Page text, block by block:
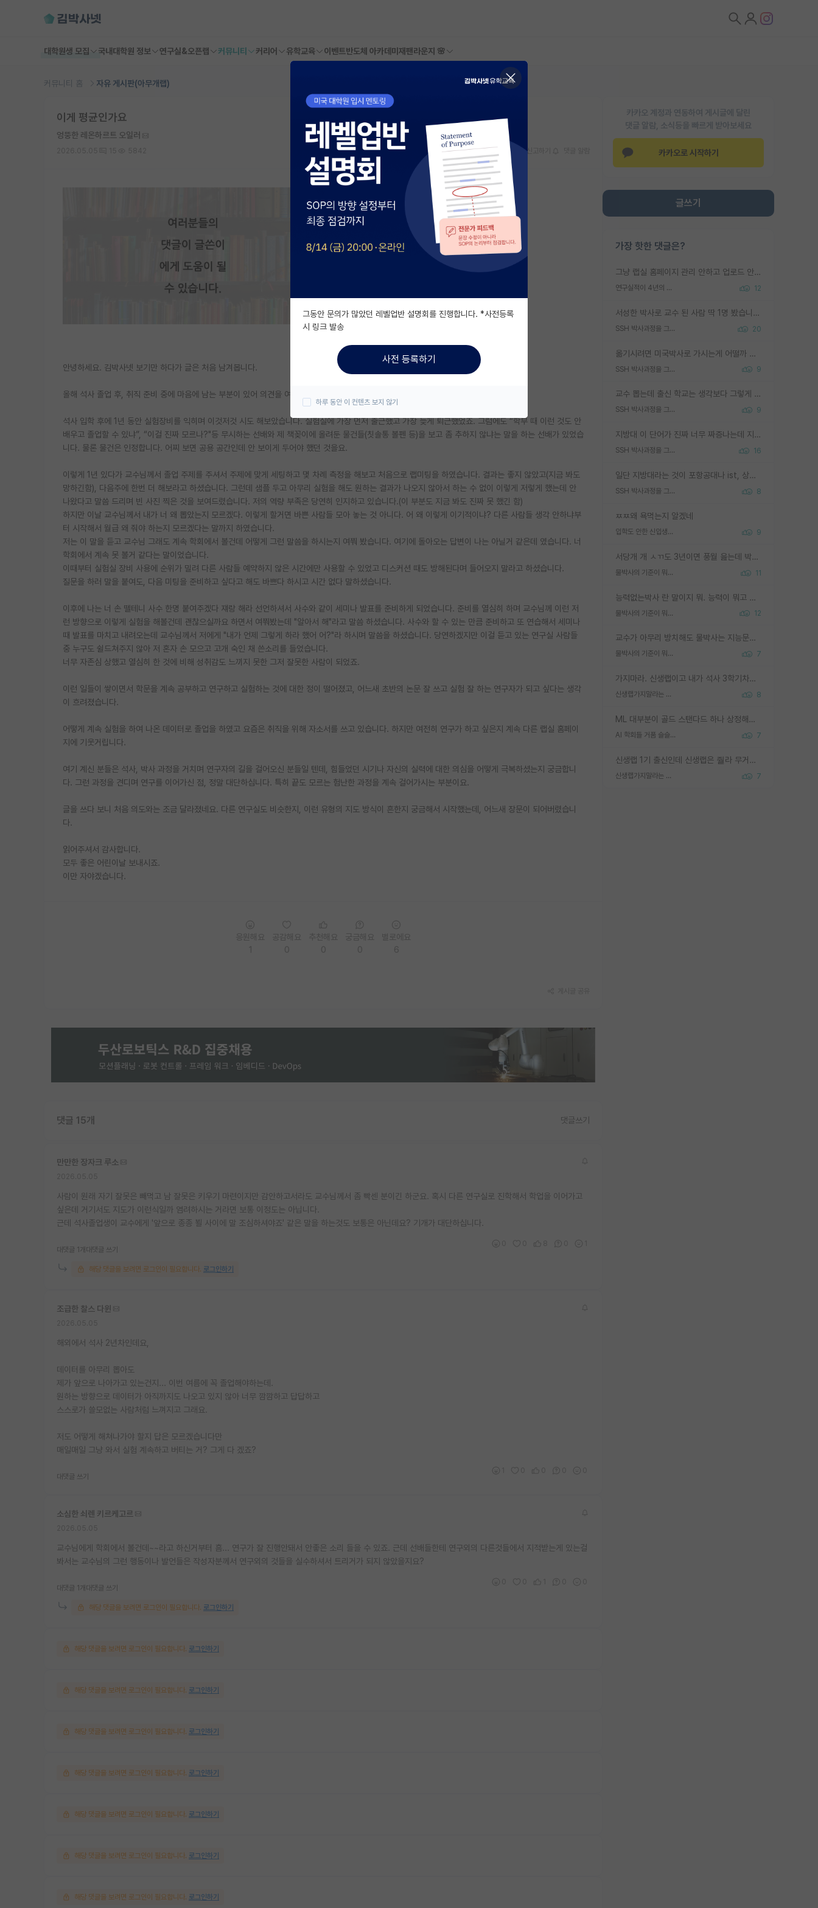
대학원생 모집 국내대학원 정보 연구실&오픈랩 커뮤니티 커리어 유학교육 이벤트반도체 아카데미 재팬라운지 🌸
커뮤니티 홈 자유 게시판(아무개랩)
카카오 계정과 연동하여 게시글에 달린
댓글 알람, 소식등을 빠르게 받아보세요
카카오로 시작하기
글쓰기
가장 핫한 댓글은?
그냥 랩실 홈페이지 관리 안하고 업로드 안한거 아님?
연구실적이 4년의 공백이 있는거 어떻게 생각하냐 12
서성한 박사로 교수 된 사람 딱 1명 봤습니다. 근데 지방대 박사로 교수된 거는 기적이 일어나야되요. 서성한 학부부터여도 빡센게 교수임용일텐데 지방대박사로 무슨 교수가 되나요...... 중소기업/중견기업 팀장급/연구소장급이나 될거 같네요.
SSH 박사과정을 그만두고 지방대 박사로 옮기면 교수의 꿈은 끝일까요? 20
옮기시려면 미국박사로 가시는게 어떨까 싶네요. 교수가 꿈이면 미국박사 하고 미국교수 까지 같이 노리시는게 기회가 많지 않을까요?
SSH 박사과정을 그만두고 지방대 박사로 옮기면 교수의 꿈은 끝일까요? 9
교수 뽑는데 출신 학교는 생각보다 그렇게 안 봄. 앞으로는 더 안 보게 될거임. 박사는 어디서 진행해도 됨. 단, 제대로 쌓고 좋은 실적 만들 수 있다면. 그런데 지방대는 그럴 가능성이 지극히 낮음. 나만 열심히 잘 하면 된다? 인간은 주변 환경에 지배되는 나약한 존재임. 주변의 지방대 대학원생과 섞이고 지방 특유의 여유로움 또는 나쁘게 얘기해서 나태함에 젖어 살다보면 교수의 꿈 자체를 잊어버리게 될 가능성도 있음. 주변 환경이 70~80%임.
SSH 박사과정을 그만두고 지방대 박사로 옮기면 교수의 꿈은 끝일까요? 9
지방대 이 단어가 진짜 너무 짜증나는데 지방대면 다 그냥 쓰레기인가요? 무슨 말 같지도 않은 댓글들이 있는건지??? 지방에도 충분히 좋은 대학 많고 충분히 잘하는 교수님들 많습니다 포항공대 4개 IST 대표 지거국들 여기 모두 다 지방에 있고 여기 출신들 중에 교수하는 분들 적지 않습니다 지거국 출신이 무슨 교수를 하냐?라고 생각할 사람들 많은데 상위 대표 지거국에 아웃라이어들 많습니다 결국 개인의 연구역량과 실적이 중요합니다 이 역량을 펼치는데 있어서 지도교수와의 합도 중요합니다. 그리고 경력이 필요하면 해외포닥까지 다녀오세요
SSH 박사과정을 그만두고 지방대 박사로 옮기면 교수의 꿈은 끝일까요? 16
일단 지방대라는 것이 포항공대나 ist, 상위 지거국은 아니라고 생각하겠습니다. 그런곳은 서성한에 비해 소위 대학 네임밸류가 크게 뒤떨어지지는 않으니까요. 대학 이름이 중요하냐? 당연합니다. 대학 이름이 좋아서 좋은 아웃풋이 나오는 것이냐, 좋은 대학은 좋은 사람과 좋은 기회가 몰려있으니 아웃풋도 자연스럽게 좋아지는 것이냐? 대답하기 어려운 문제입니다. 아직 한국 사회에서 학벌을 보는 것도, 특히 이공계를 중심으로 학벌보다는 실적 위주라는 분위기가 형성되는 것도 사실입니다. 지방대 출신으로 전임교수가 될수 있느냐? 가능 불가능을 따지면 당연히 가능입니다. 지방대 박사 출신으로 전임교원이 된 경우가 실제로 있으니까요. 현실적인 가능성이 있느냐? 지금 이정도 대학의 교수가 되고싶다고 생각되는 대학 들어가서 컴공과 교수 목록 켜고 박사 어디서 받았는지 쭉 한번 보세요. 냉정하게 지방대 출신인 분들이 많지는 않으실겁니다.
SSH 박사과정을 그만두고 지방대 박사로 옮기면 교수의 꿈은 끝일까요? 8
ㅉㅉ왜 욕먹는지 알겠네
입학도 안한 신입생이 원래 관심을 받나요 9
서당개 개 ㅅㄲ도 3년이면 풍월 읊는데 박사 5년 이상 대리고 있으면서 물된건 교수 탓 맞는ㄱ게 거기가 서당이 아니란 소리임
물박사의 기준이 뭐임? 11
능력없는박사 란 말이지 뭐. 능력이 뭐고 능력이 있다는게 뭔지는 사람마다 기준이 다르니까 얘기해봐야 서로 자기 기준만 얘기해서 논쟁이 끝이 안나고. 주위에서 능력있고 야심있는 신입생이 교수가 유의미한 피드백을 아예 안주면서 제대로된 과제에 참여해볼 기회도 제공하지 않고 잡일 뺑뺑이만 돌려서 맨날 단순작업만 하면서 밤새다가 눈빛이 점점 죽어가는걸 본 사람은 물박사는 교수탓이라고 하고, 교수는 이것저것 알려도 주고 기회도 주고 사수 동기 붙여주면서 어떻게든 끌고가려고 하는데 본인이 매일 뺀질거리면서 출근 하는둥마는둥 하다가 기껏 와서도 폰이나 쳐다보다가 실험 망치고 저녁약속있어서 먼저 가볼게요~ 하는걸 본 사람은 물박사는 본인탓이라고 함.
물박사의 기준이 뭐임? 12
교수가 아무리 방치해도 물박사는 지능문제고 본인 의지 문제임. 만물 교수탓 하는 애들이 이상한거임.
물박사의 기준이 뭐임? 7
가지마라. 신생랩이고 내가 석사 3학기차인데 최고참인데 나도 아무것도 모르는데 교수가 후배들 왜 논문 교육 안시키냐. 논문 왜 안 써오냐 닦달한다
신생랩가지말라는 이유가 있었구나 8
ML 대부분이 골드 스탠다드 하나 상정해놓고 (벤치마크 데이터셋이 여러 개면 여러 개 상정) 그거 얼마나 잘 맞추나 싸움임 가끔 번뜩이는 설계 철학을 보여주는 논문들도 있지만 대부분 그거 성적 얼마나 더 올리느라에 혈안이 되어 있는 측면이 잇음
AI 학회들 거품 슬슬 지적이 나오네요 7
신생랩 1기 출신인데 신생랩은 줠라 무거운 바벨 같은거임. 들면 대박인데 못들면 깔려 죽음. 아무도 알려주지 않는 환경에서 자생해야하지만, 일단 살아남았다면 그 어떤 사람보다 악착같고 생존력 높은 사람으로 거듭날 수 있음
신생랩가지말라는 이유가 있었구나 7
이게 평균인가요
엉뚱한 레온하르트 오일러
스크랩 신고하기
안녕하세요. 김박사넷 보기만 하다가 글은 처음 남겨봅니다.
올해 석사 졸업 후, 취직 준비 중에 마음에 남는 부분이 있어 의견을 여쭤보고자 글을 쓰게 되었습니다.
석사 입학 후에 1년 동안 실험장비를 익히며 이것저것 시도 해보았습니다. 실험실에 가장 먼저 출근했고 가장 늦게 퇴근했었죠. 그럼에도 “학부 때 이런 것도 안
배우고 졸업할 수 있냐”, “이걸 진짜 모르나?"등 무시하는 선배와 제 책꽂이에 올려둔 물건들(칫솔통 볼펜 등)을 보고 좀 추하지 않냐는 말을 하는 선배가 있었습
니다. 물론 물건은 인정합니다. 어찌 보면 공용 공간인데 안 보이게 두어야 했던 것을요.
이렇게 1년 있다가 교수님께서 졸업 주제를 주셔서 주제에 맞게 세팅하고 몇 차례 측정을 해보고 처음으로 랩미팅을 하였습니다. 결과는 좋지 않았고(지금 봐도
망하긴함), 다음주에 한번 더 해보라고 하셨습니다. 그런데 샘플 두고 아무리 실험을 해도 원하는 결과가 나오지 않아서 하는 수 없이 이렇게 저렇게 했는데 안
나왔다고 말씀 드리며 빈 사진 찍은 것을 보여드렸습니다. 저의 역량 부족은 당연히 인지하고 있습니다.(이 부분도 지금 봐도 진짜 못 했긴 함)
하지만 이날 교수님께서 내가 너 왜 뽑았는지 모르겠다. 이렇게 할거면 바쁜 사람들 모아 놓는 것 아니다. 어 왜 이렇게 이기적이냐? 다른 사람들 생각 안하냐부
터 시작해서 월급 왜 줘야 하는지 모르겠다는 말까지 하였습니다.
저는 이 말을 듣고 교수님 그래도 계속 학회에서 볼건데 어떻게 그런 말씀을 하시는지 여쭤 봤습니다. 여기에 돌아오는 답변이 나는 아닐거 같은데 였습니다. 너
학회에서 계속 못 볼거 같다는 말이었습니다.
이때부터 실험실 장비 사용에 순위가 밀려 다른 사람들 예약하지 않은 시간에만 사용할 수 있었고 디스커션 때도 방해된다며 들어오지 말라고 하셨습니다.
질문을 하러 말을 붙여도, 다음 미팅을 준비하고 싶다고 해도 바쁘다 하시고 시간 없다 말하셨습니다.
이후에 나는 너 손 뗄테니 사수 한명 붙여주겠다 쟤랑 해라 선언하셔서 사수와 같이 세미나 발표를 준비하게 되었습니다. 준비를 열심히 하며 교수님께 이런 저
런 방향으로 이렇게 실험을 해볼건데 괜찮으실까요 하면서 여쭤봤는데 "알아서 해"라고 말씀 하셨습니다. 사수와 할 수 있는 만큼 준비하고 또 연습해서 세미나
때 발표를 마치고 내려오는데 교수님께서 저에게 "내가 언제 그렇게 하라 했어 어?"라 하시며 말씀을 하셨습니다. 당연하겠지만 이걸 듣고 있는 연구실 사람들
중 누구도 쉴드쳐주지 않아 저 혼자 손 모으고 고개 숙인 채 쓴소리를 들었습니다.
너무 자존심 상했고 열심히 한 것에 비해 성취감도 느끼지 못한 그저 잘못한 사람이 되었죠.
이런 일들이 쌓이면서 학문을 계속 공부하고 연구하고 실험하는 것에 대한 정이 떨어졌고, 어느새 초반의 논문 잘 쓰고 실험 잘 하는 연구자가 되고 싶다는 생각
이 흐려졌습니다.
어떻게 계속 실험을 하여 나온 데이터로 졸업을 하였고 요즘은 취직을 위해 자소서를 쓰고 있습니다. 하지만 여전히 연구가 하고 싶은지 계속 다른 랩실 홈페이
지에 기웃거립니다.
여기 계신 분들은 석사, 박사 과정을 거치며 연구자의 길을 걸어오신 분들일 텐데, 힘들었던 시기나 자신의 실력에 대한 의심을 어떻게 극복하셨는지 궁금합니
다. 그런 과정을 견디며 연구를 이어가신 점, 정말 대단하십니다. 특히 끝도 모르는 험난한 과정을 계속 걸어가시는 부분이요.
글을 쓰다 보니 처음 의도와는 조금 달라졌네요. 다른 연구실도 비슷한지, 이런 유형의 지도 방식이 흔한지 궁금해서 시작했는데, 어느새 장문이 되어버렸습니
다.
읽어주셔서 감사합니다.
모두 좋은 어린이날 보내시죠.
이만 자야겠습니다.
댓글 15개 댓글쓰기
만만한 장자크 루소
사람이 원래 자기 잘못은 빼먹고 남 잘못은 키우기 마련이지만 감안하고서라도 교수님께서 좀 빡센 분이긴 하군요. 혹시 다른 연구실로 진학해서 학업을 이어가고
싶은데 거기서도 지도가 이런식일까 염려하시는 거라면 보통 이정도는 아닙니다.
근데 석사졸업생이 교수에게 '앞으로 종종 뵐 사이에 말 조심하셔야죠' 같은 말을 하는것도 보통은 아닌데요? 기개가 대단하십니다.
대댓글 1개 대댓글 쓰기
해당 댓글을 보려면 로그인이 필요합니다. 로그인하기
조급한 찰스 다윈
해외에서 석사 2년차인데요,
데이터를 아무리 뽑아도
제가 앞으로 나아가고 있는건지... 이번 여름에 꼭 졸업해야하는데.
원하는 방향으로 데이터가 아직까지도 나오고 있지 않아 너무 깜깜하고 답답하고
스스로가 쓸모없는 사람처럼 느껴지고 그래요.
저도 어떻게 해쳐나가야 할지 답은 모르겠습니다만
매일매일 그냥 와서 실험 계속하고 버티는 거? 그게 다 겠죠?
대댓글 쓰기
소심한 쇠렌 키르케고르
교수님에게 학회에서 볼건데~~라고 하신거부터 흠... 연구가 잘 진행안돼서 안좋은 소리 들을 수 있죠. 근데 선배들한테 연구외의 다른것들에서 지적받는게 있는걸
봐서는 교수님의 그런 행동이나 발언들은 작성자분께서 연구외의 것들을 실수하셔서 트리거가 되지 않았을지요?
대댓글 1개 대댓글 쓰기
해당 댓글을 보려면 로그인이 필요합니다. 로그인하기
해당 댓글을 보려면 로그인이 필요합니다. 로그인하기
해당 댓글을 보려면 로그인이 필요합니다. 로그인하기
해당 댓글을 보려면 로그인이 필요합니다. 로그인하기
해당 댓글을 보려면 로그인이 필요합니다. 로그인하기
해당 댓글을 보려면 로그인이 필요합니다. 로그인하기
해당 댓글을 보려면 로그인이 필요합니다. 로그인하기
해당 댓글을 보려면 로그인이 필요합니다. 로그인하기
그동안 문의가 많았던 레벨업반 설명회를 진행합니다. *사전등록
시 링크 발송
사전 등록하기
하루 동안 이 컨텐츠 보지 않기